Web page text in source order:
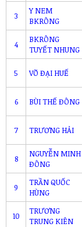
3
Y NEM
BKRÔNG
4
BKRÔNG
TUYẾT NHUNG
5 VÕ ĐẠI HUẾ
6 BÙI THẾ ĐÔNG
7 TRƯƠNG HẢI
8
NGUYỄN MINH
ĐÔNG
9
TRẦN QUỐC
HÙNG
10
TRƯƠNG
TRUNG KIÊN